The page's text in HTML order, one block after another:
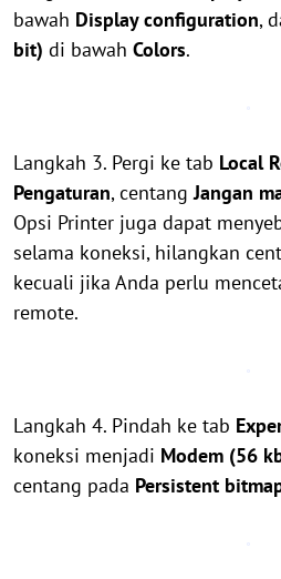
bawah Display configuration,
bit) di bawah Colors.
Langkah 3. Pergi ke tab Local
Pengaturan, centangJangan
Opsi Printer juga dapat
selama koneksi, hilangkan
kecuali jika Anda perlu
remote.
Langkah 4. Pindah ke tab
koneksi menjadi Modem (56
centang pada Persistent